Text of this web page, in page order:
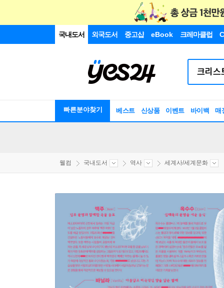
국내도서 외국도서 중고샵 eBook 크레마클럽
빠른분야찾기 베스트 신상품 이벤트 바이백 매
웰컴 국내도서 역사 세계사/세계문화